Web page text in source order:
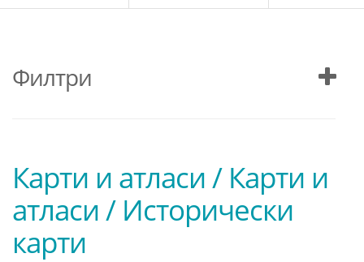
Филтри
Карти и атласи / Карти и
атласи / Исторически
карти